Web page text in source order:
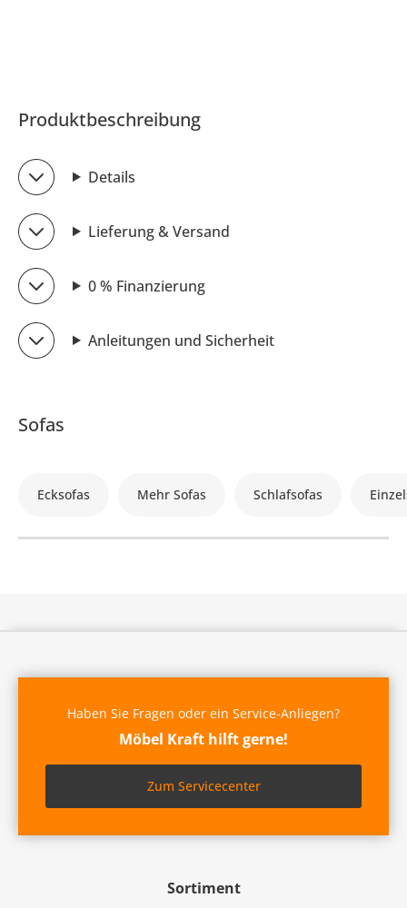
Produktbeschreibung
Details
Lieferung & Versand
0 % Finanzierung
Anleitungen und Sicherheit
Sofas
Ecksofas Mehr Sofas Schlafsofas
Sortiment
Haben Sie Fragen oder ein Service-Anliegen?
Möbel Kraft hilft gerne!
Zum Servicecenter